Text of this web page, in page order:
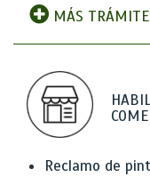
MÁS
Reclamo de